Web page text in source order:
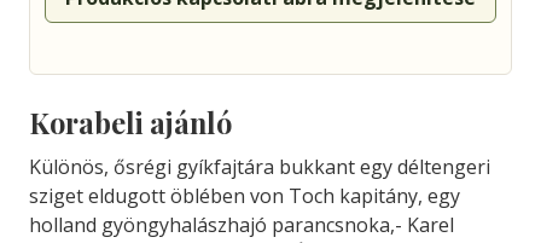
Korabeli ajánló
Különös, ősrégi gyíkfajtára bukkant egy déltengeri
sziget eldugott öblében von Toch kapitány, egy
holland gyöngyhalászhajó parancsnoka,- Karel